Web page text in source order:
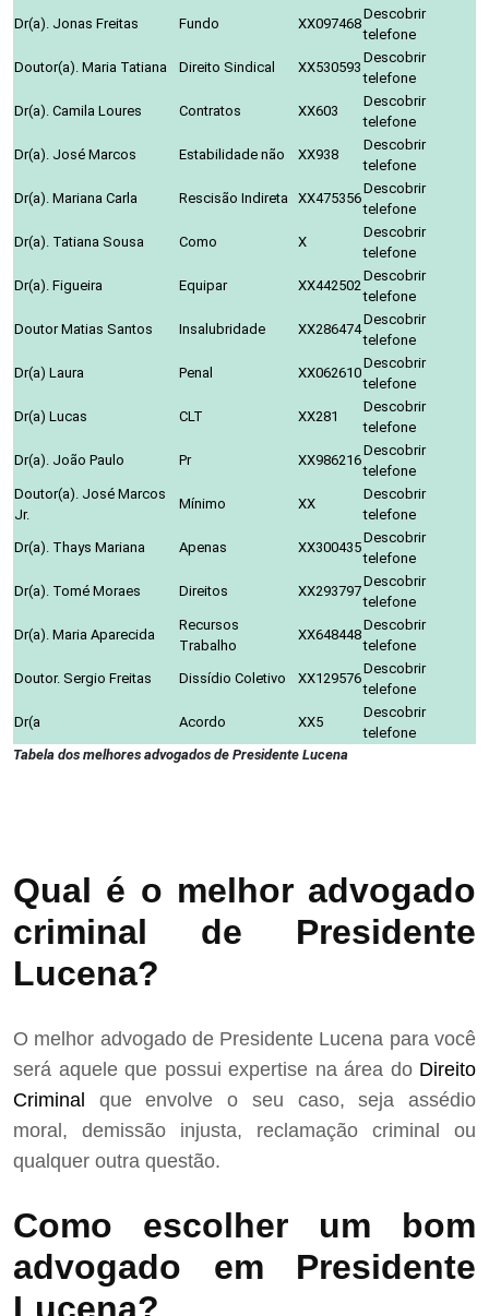
Dr(a). Jonas Freitas
Fundo XX097468
Descobrir
telefone
Doutor(a). Maria Tatiana
Direito Sindical XX530593
Descobrir
telefone
Dr(a). Camila Loures
Contratos XX603
Descobrir
telefone
Dr(a). José Marcos
Estabilidade não XX938
Descobrir
telefone
Dr(a). Mariana Carla
Rescisão Indireta XX475356
Descobrir
telefone
Dr(a). Tatiana Sousa
Como X
Descobrir
telefone
Dr(a). Figueira
Equipar XX442502
Descobrir
telefone
Doutor Matias Santos
Insalubridade XX286474
Descobrir
telefone
Dr(a) Laura
Penal XX062610
Descobrir
telefone
Dr(a) Lucas
CLT XX281
Descobrir
telefone
Dr(a). João Paulo
Pr XX986216
Descobrir
telefone
Doutor(a). José Marcos
Jr.
Mínimo XX
Descobrir
telefone
Dr(a). Thays Mariana
Apenas XX300435
Descobrir
telefone
Dr(a). Tomé Moraes
Direitos XX293797
Descobrir
telefone
Dr(a). Maria Aparecida
Recursos
Trabalho
XX648448
Descobrir
telefone
Doutor. Sergio Freitas
Dissídio Coletivo XX129576
Descobrir
telefone
Dr(a
Acordo XX5
Descobrir
telefone
Tabela dos melhores advogados de Presidente Lucena
Qual é o melhor advogado
criminal de Presidente
Lucena?
O melhor advogado de Presidente Lucena para você
será aquele que possui expertise na área do Direito
Criminal que envolve o seu caso, seja assédio
moral, demissão injusta, reclamação criminal ou
qualquer outra questão.
Como escolher um bom
advogado em Presidente